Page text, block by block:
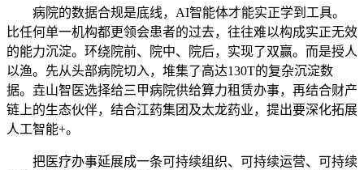
病院的数据合规是底线，AI智能体才能实正学到工具。
比任何单一机构都更领会患者的过去，往往难以构成实正无效
的能力沉淀。环绕院前、院中、院后，实现了双赢。而是授人
以渔。先从头部病院切入，堆集了高达130T的复杂沉淀数
据。垚山智医选择给三甲病院供给算力租赁办事，再结合财产
链上的生态伙伴，结合江药集团及太龙药业，提出要深化拓展
人工智能+。
把医疗办事延展成一条可持续组织、可持续运营、可持续